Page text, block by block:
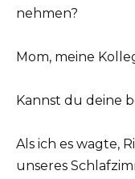
nehmen?
Mom, meine
Kannst du deine
Als ich es wagte,
unseres